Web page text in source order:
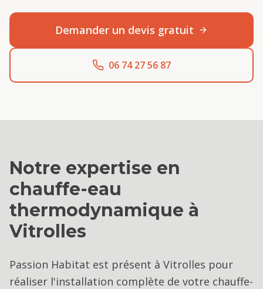
Demander un devis gratuit
06 74 27 56 87
Notre expertise en
chauffe-eau
thermodynamique à
Vitrolles
Passion Habitat est présent à Vitrolles pour
réaliser l'installation complète de votre chauffe-